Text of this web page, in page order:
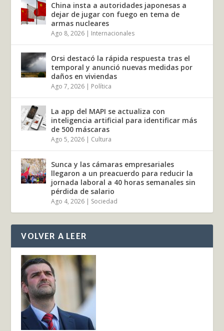
China insta a autoridades japonesas a
dejar de jugar con fuego en tema de
armas nucleares
Ago 8, 2026 | Internacionales
Orsi destacó la rápida respuesta tras el
temporal y anunció nuevas medidas por
daños en viviendas
Ago 7, 2026 | Política
La app del MAPI se actualiza con
inteligencia artificial para identificar más
de 500 máscaras
Ago 5, 2026 | Cultura
Sunca y las cámaras empresariales
llegaron a un preacuerdo para reducir la
jornada laboral a 40 horas semanales sin
pérdida de salario
Ago 4, 2026 | Sociedad
VOLVER A LEER